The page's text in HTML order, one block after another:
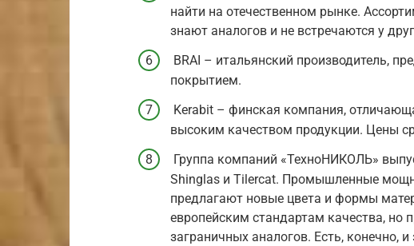
найти на отечественном рынке.
знают аналогов и не встречаются у
BRAI – итальянский производитель,
покрытием.
Kerabit – финская компания,
высоким качеством продукции. Цены
Группа компаний «ТехноНИКОЛЬ»
Shinglas и Tilercat. Промышленные
предлагают новые цвета и формы
европейским стандартам качества, но
заграничных аналогов. Есть, конечно,